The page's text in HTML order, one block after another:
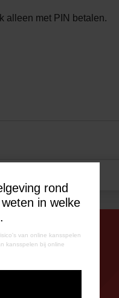
rond
in welke
van online kansspelen
kansspelen bij online
alleen met PIN betalen.
ADRES